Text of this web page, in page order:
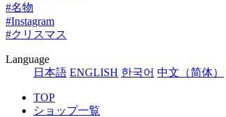
#名物
#Instagram
#クリスマス
Language
日本語 ENGLISH 한국어 中文（简体）
TOP
ショップ一覧